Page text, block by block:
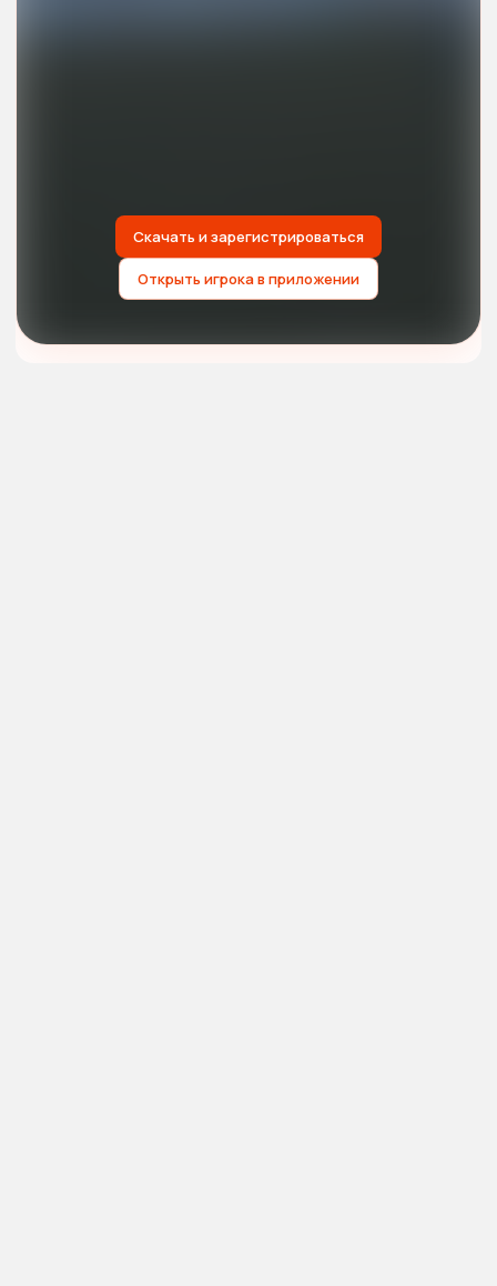
Скачать и зарегистрироваться
Открыть игрока в приложении